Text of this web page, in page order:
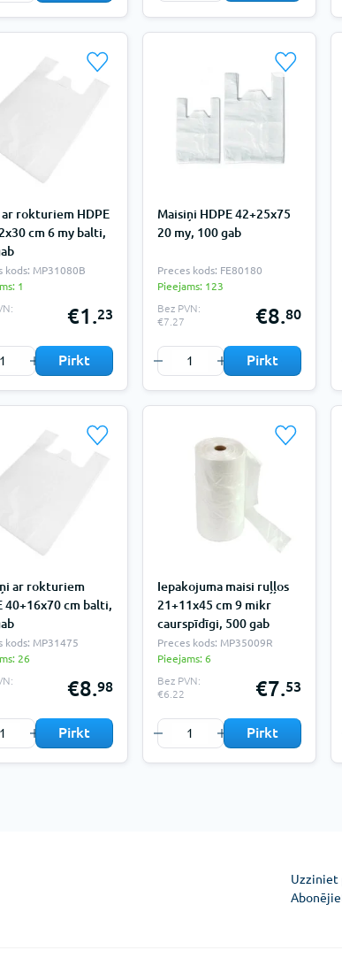
ar rokturiem HDPE
cm 6 my balti,
kods: MP31080B
1
€1.23
Pirkt
Maisiņi HDPE 42+25x75
20 my, 100 gab
Preces kods: FE80180
Pieejams: 123
Bez PVN:
€7.27
€8.80
Pirkt
ar rokturiem
40+16x70 cm balti,
kods: MP31475
26
€8.98
Pirkt
Iepakojuma maisi ruļļos
21+11x45 cm 9 mikr
caurspīdīgi, 500 gab
Preces kods: MP35009R
Pieejams: 6
Bez PVN:
€6.22
€7.53
Pirkt
Uzziniet